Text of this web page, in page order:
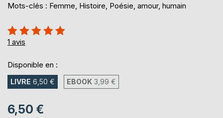
Mots-clés : Femme, Histoire, Poésie, amour, humain
Évaluation:
100%
1 avis
Disponible en :
LIVRE 6,50 € EBOOK 3,99 €
6,50 €